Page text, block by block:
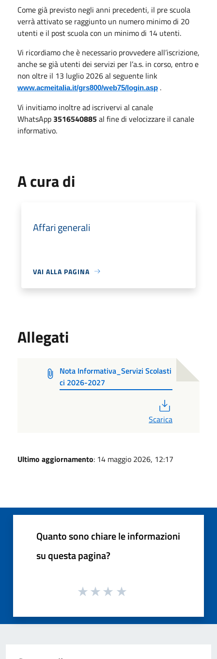
Come già previsto negli anni precedenti, il pre scuola
verrà attivato se raggiunto un numero minimo di 20
utenti e il post scuola con un minimo di 14 utenti.
Vi ricordiamo che è necessario provvedere all’iscrizione,
anche se già utenti dei servizi per l’a.s. in corso, entro e
non oltre il 13 luglio 2026 al seguente link
www.acmeitalia.it/grs800/web75/login.asp .
Vi invitiamo inoltre ad iscrivervi al canale
WhatsApp 3516540885al fine di velocizzare il canale
informativo.
A cura di
Affari generali
VAI ALLA PAGINA
Allegati
Nota Informativa_Servizi Scolasti
ci 2026-2027
Scarica
Ultimo aggiornamento: 14 maggio 2026, 12:17
Quanto sono chiare le informazioni
su questa pagina?